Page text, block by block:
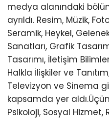
medya alanındaki
ayrıldı. Resim, Müzik,
Seramik, Heykel,
Sanatları, Grafik
Tasarımı, İletişim
Halkla İlişkiler ve
Televizyon ve Sinema
kapsamda yer
Psikoloji, Sosyal Hizmet,